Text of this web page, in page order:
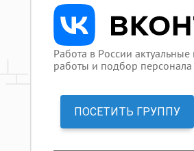
Работа в России
работы и подбор персонала
ПОСЕТИТЬ ГРУППУ